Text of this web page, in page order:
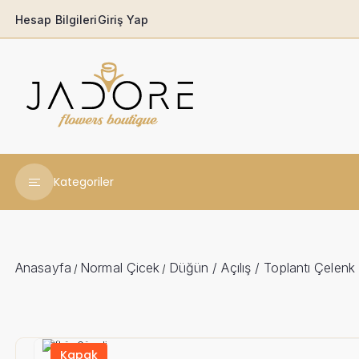
Hesap BilgileriGiriş Yap
Kategoriler
Babaya
Ferforjeler
Anasayfa / Normal Çicek / Düğün / Açılış / Toplantı Çelenk
Kapak